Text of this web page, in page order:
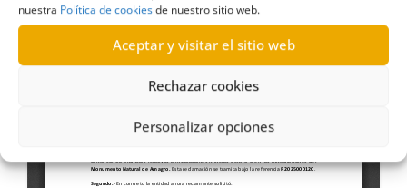
nuestra Política de cookiesde nuestro sitio web.
Aceptar y visitar el sitio web
Rechazar cookies
Personalizar opciones